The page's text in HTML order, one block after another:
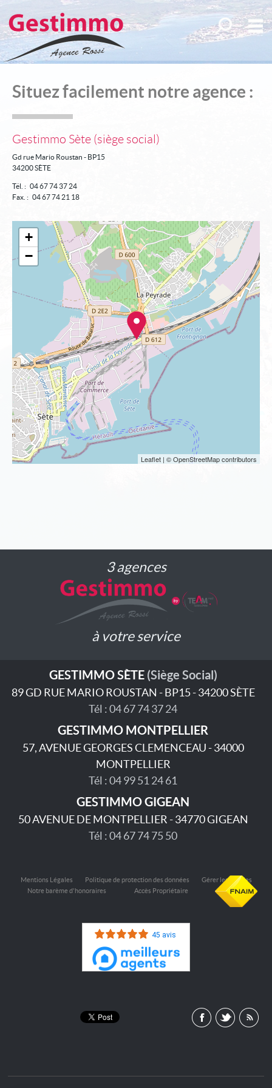
Toutes nos
Nos services
Nos partenaires
Qui sommes nous ?
Mon compte
Mes sélections
Accueil
Déposer une recherche
Estimation
Nos offres
Nous contacter
Nos sélections
Situez facilement notre agence :
Gestimmo Sète (siège social)
Gd rue Mario Roustan - BP15
34200 SÈTE
Tél. : 04 67 74 37 24
Fax. : 04 67 74 21 18
+
−
Leaflet | © OpenStreetMap contributors
3 agences
à votre service
GESTIMMO SÈTE (Siège Social)
89 GD RUE MARIO ROUSTAN - BP15 - 34200 SÈTE
Tél : 04 67 74 37 24
GESTIMMO MONTPELLIER
57, AVENUE GEORGES CLEMENCEAU - 34000
MONTPELLIER
Tél : 04 99 51 24 61
GESTIMMO GIGEAN
50 AVENUE DE MONTPELLIER - 34770 GIGEAN
Tél : 04 67 74 75 50
Mentions Légales Politique de protection des données
Gérer les cookies
Notre barème d'honoraires
Accès Propriétaire
45 avis